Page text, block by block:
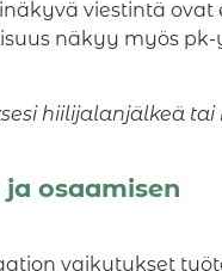
viestintä ovat
näkyy myös
hiilijalanjälkeä
osaamisen
vaikutukset